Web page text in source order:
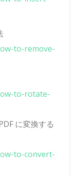
to-remove-
to-rotate-
に変換する
to-convert-